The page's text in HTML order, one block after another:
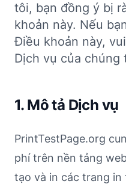
tôi, bạn đồng ý bị
khoản này. Nếu
Điều khoản này,
Dịch vụ của chúng
1. Mô tả Dịch vụ
PrintTestPage.org
phí trên nền tảng
tạo và in các trang in